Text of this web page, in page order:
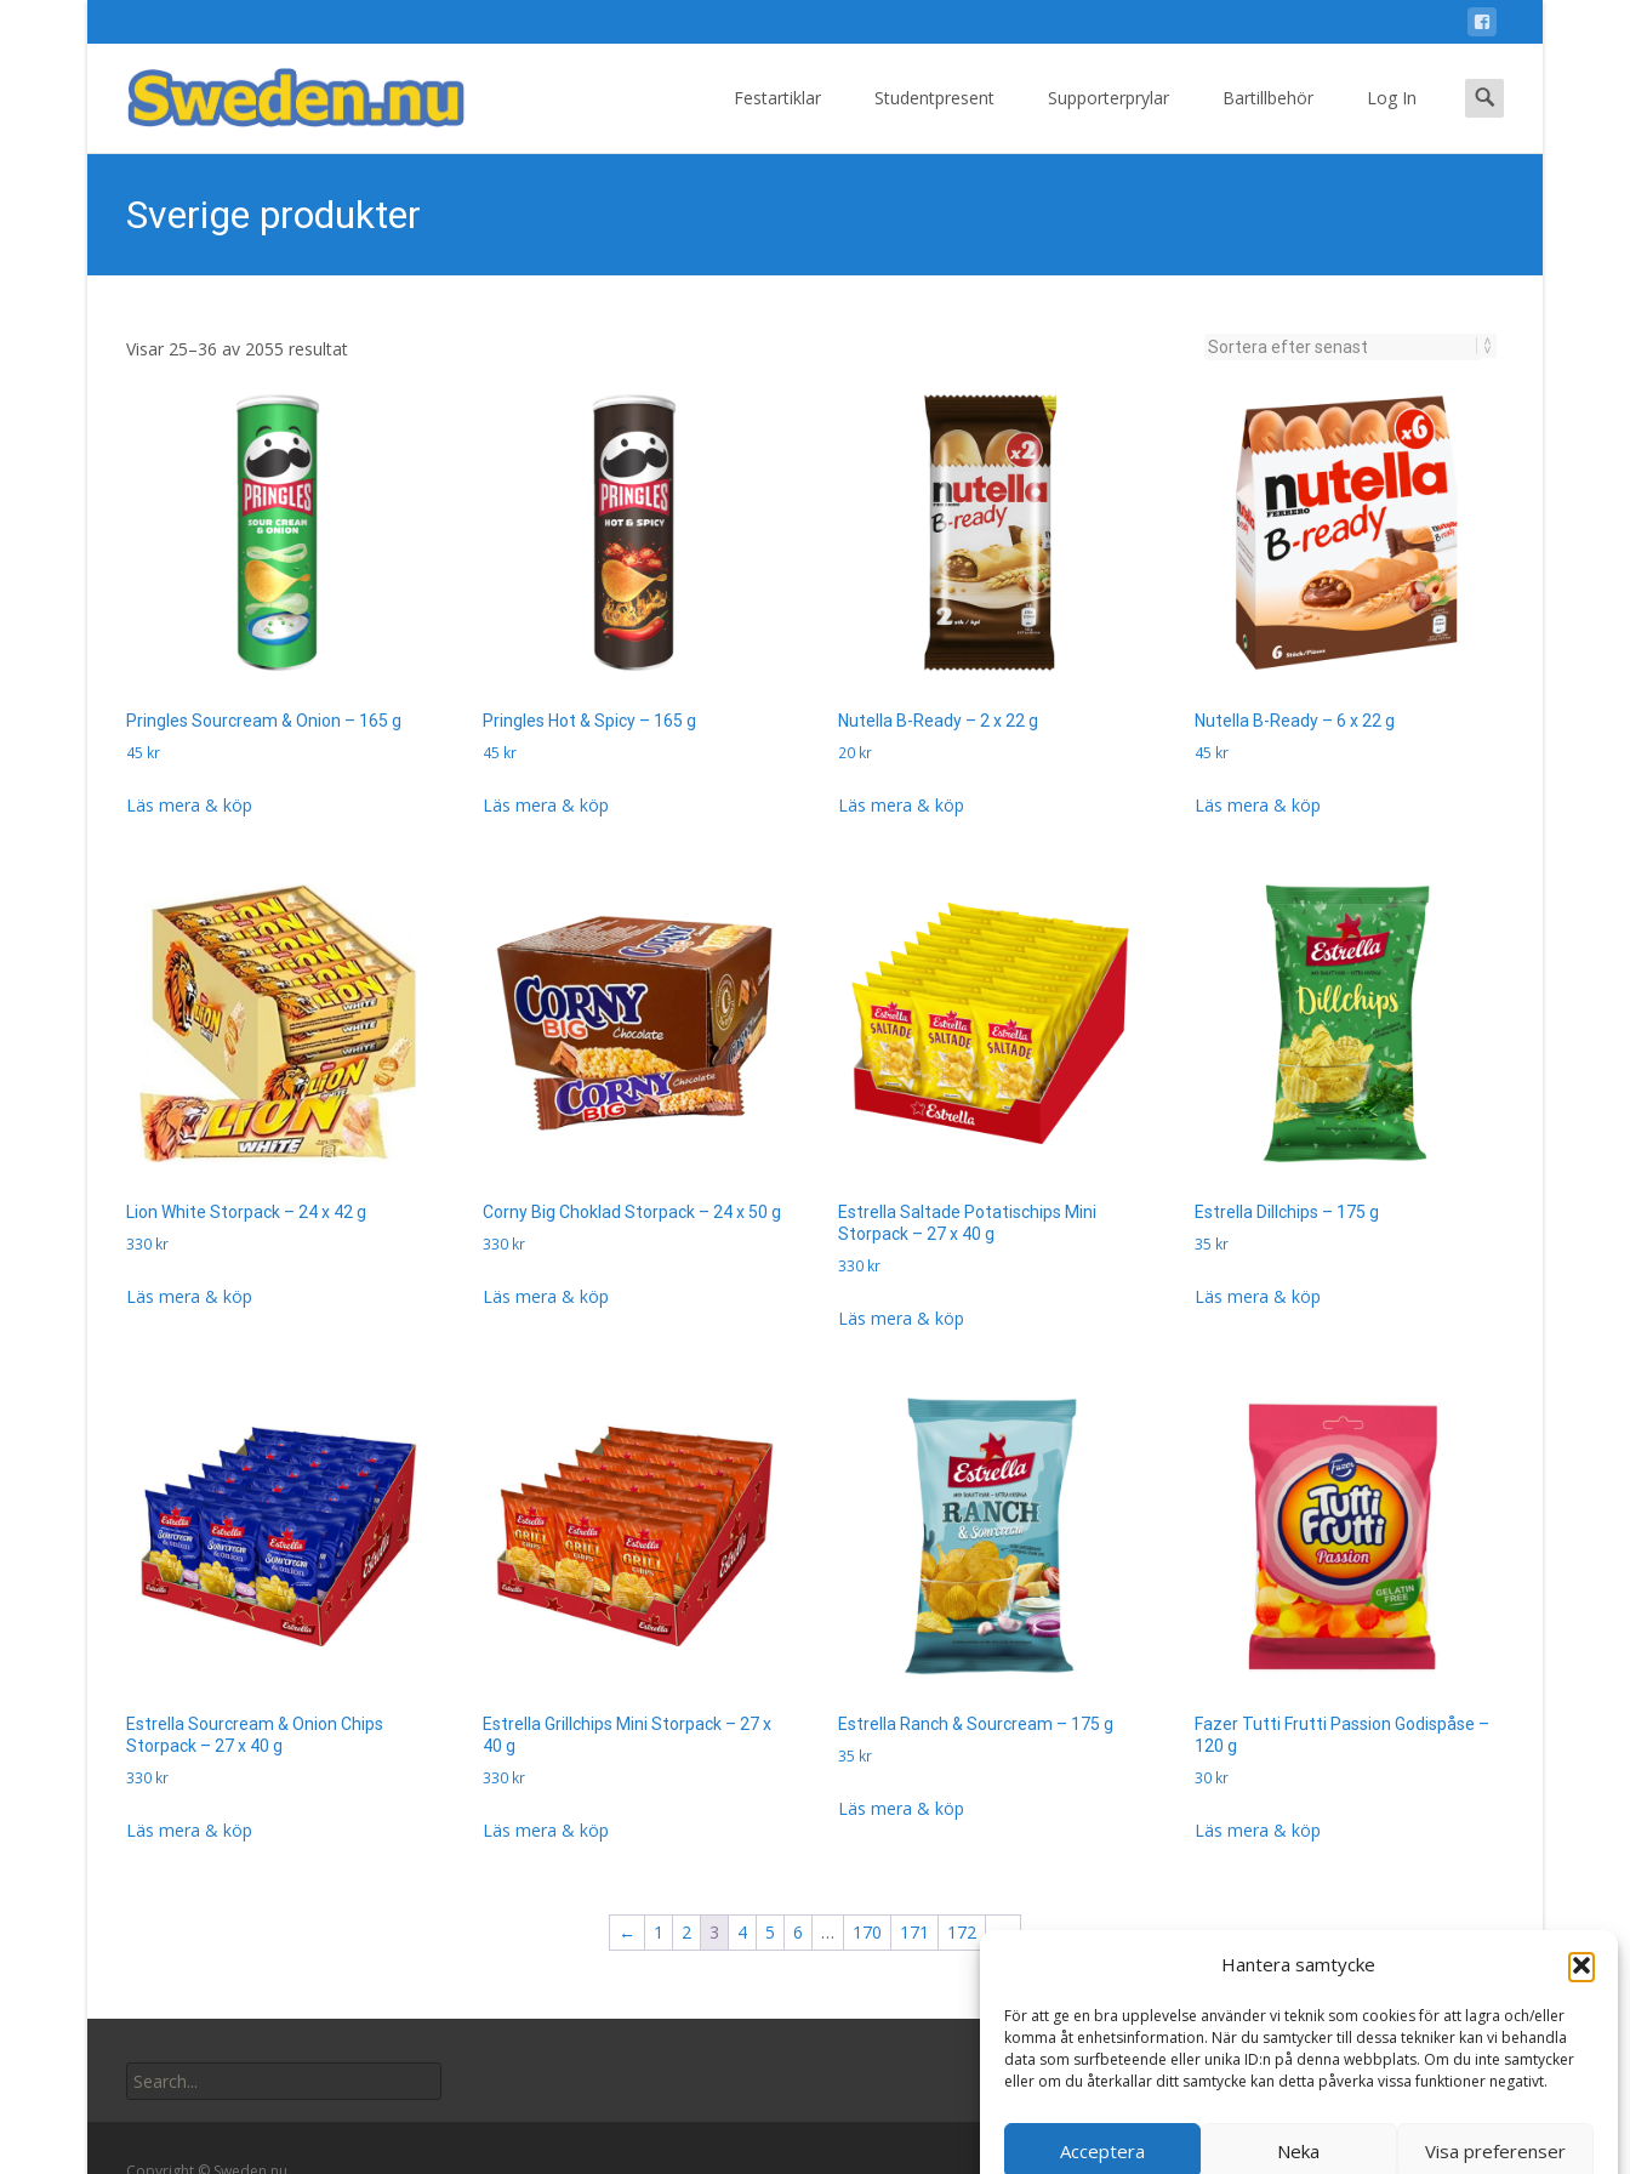
Hantera samtycke
För att ge en bra upplevelse använder vi teknik som cookies för att lagra och/eller
komma åt enhetsinformation. När du samtycker till dessa tekniker kan vi behandla
data som surfbeteende eller unika ID:n på denna webbplats. Om du inte samtycker
eller om du återkallar ditt samtycke kan detta påverka vissa funktioner negativt.
Acceptera Neka Visa preferenser
Festartiklar Studentpresent Supporterprylar Bartillbehör Log In
Search
for:
Sverige produkter
Visar 25–36 av 2055 resultatSortera
Pringles Sourcream & Onion – 165 g
45 kr
Läs mera & köp
Pringles Hot & Spicy – 165 g
45 kr
Läs mera & köp
Nutella B-Ready – 2 x 22 g
20 kr
Läs mera & köp
Nutella B-Ready – 6 x 22 g
45 kr
Läs mera & köp
Lion White Storpack – 24 x 42 g
330 kr
Läs mera & köp
Corny Big Choklad Storpack – 24 x 50 g
330 kr
Läs mera & köp
Estrella Saltade Potatischips Mini
Storpack – 27 x 40 g
330 kr
Läs mera & köp
Estrella Dillchips – 175 g
35 kr
Läs mera & köp
Estrella Sourcream & Onion Chips
Storpack – 27 x 40 g
330 kr
Läs mera & köp
Estrella Grillchips Mini Storpack – 27 x
40 g
330 kr
Läs mera & köp
Estrella Ranch & Sourcream – 175 g
35 kr
Läs mera & köp
Fazer Tutti Frutti Passion Godispåse –
120 g
30 kr
Läs mera & köp
← 1 2 3 4 5 6 … 170 171 172
for: